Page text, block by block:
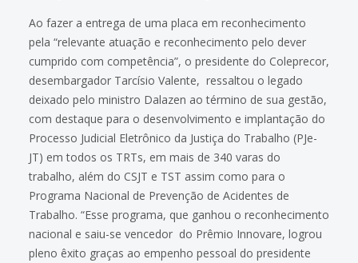
Ao fazer a entrega de uma placa em reconhecimento
pela “relevante atuação e reconhecimento pelo dever
cumprido com competência”, o presidente do Coleprecor,
desembargador Tarcísio Valente, ressaltou o legado
deixado pelo ministro Dalazen ao término de sua gestão,
com destaque para o desenvolvimento e implantação do
Processo Judicial Eletrônico da Justiça do Trabalho (PJe-
JT) em todos os TRTs, em mais de 340 varas do
trabalho, além do CSJT e TST assim como para o
Programa Nacional de Prevenção de Acidentes de
Trabalho. “Esse programa, que ganhou o reconhecimento
nacional e saiu-se vencedor do Prêmio Innovare, logrou
pleno êxito graças ao empenho pessoal do presidente